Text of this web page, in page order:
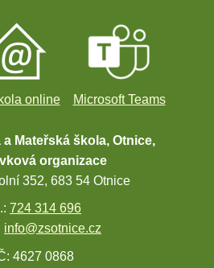
online Microsoft Teams
Mateřská škola, Otnice,
organizace
352, 683 54 Otnice
724 314 696
info@zsotnice.cz
4627 0868